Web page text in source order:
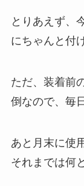
とりあえず、
にちゃんと付
ただ、装着前
倒なので、毎
あと月末に使
それまでは何